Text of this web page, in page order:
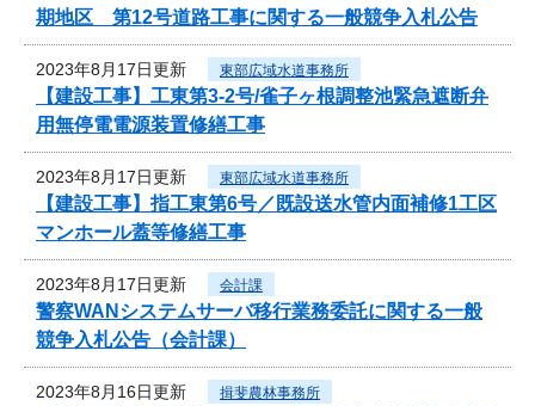
期地区 第12号道路工事に関する一般競争入札公告
2023年8月17日更新 東部広域水道事務所
【建設工事】工東第3-2号/雀子ヶ根調整池緊急遮断弁
用無停電電源装置修繕工事
2023年8月17日更新 東部広域水道事務所
【建設工事】指工東第6号／既設送水管内面補修1工区
マンホール蓋等修繕工事
2023年8月17日更新 会計課
警察WANシステムサーバ移行業務委託に関する一般
競争入札公告（会計課）
2023年8月16日更新 揖斐農林事務所